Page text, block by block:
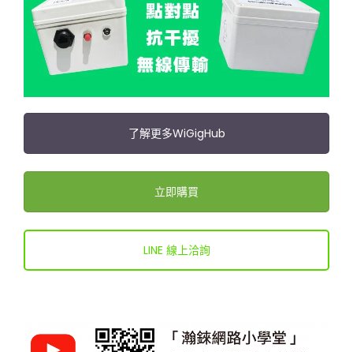
了解更多WiGigHub
立即購買
LINE 線上洽詢